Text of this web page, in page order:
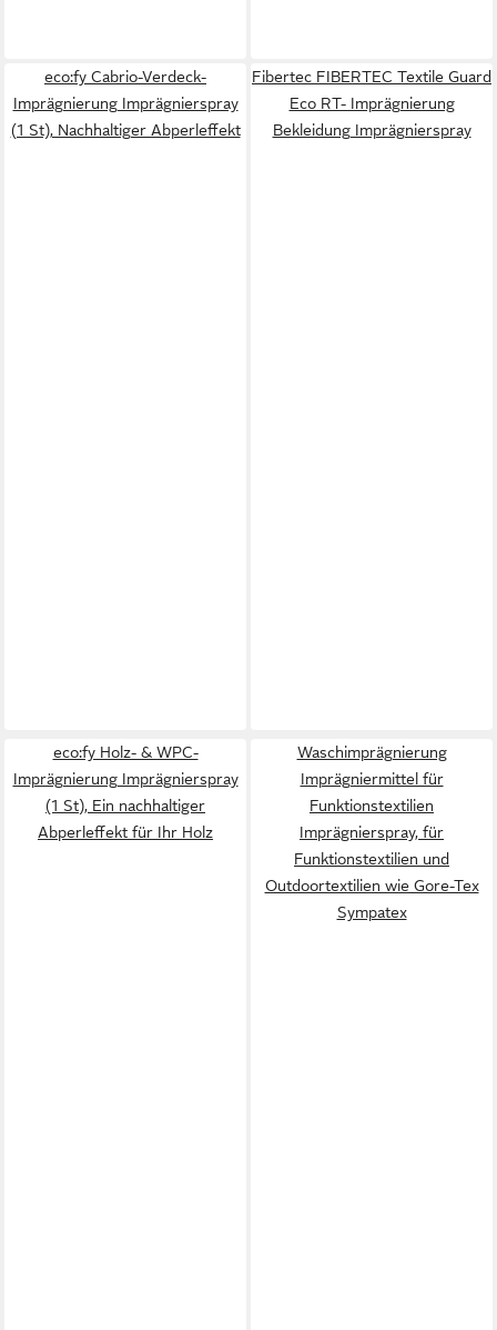
eco:fy Cabrio-Verdeck-
Imprägnierung Imprägnierspray
(1 St), Nachhaltiger Abperleffekt
Fibertec FIBERTEC Textile Guard
Eco RT- Imprägnierung
Bekleidung Imprägnierspray
eco:fy Holz- & WPC-
Imprägnierung Imprägnierspray
(1 St), Ein nachhaltiger
Abperleffekt für Ihr Holz
Waschimprägnierung
Imprägniermittel für
Funktionstextilien
Imprägnierspray, für
Funktionstextilien und
Outdoortextilien wie Gore-Tex
Sympatex